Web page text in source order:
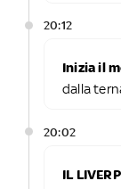
20:12
Inizia il
dalla
20:02
IL